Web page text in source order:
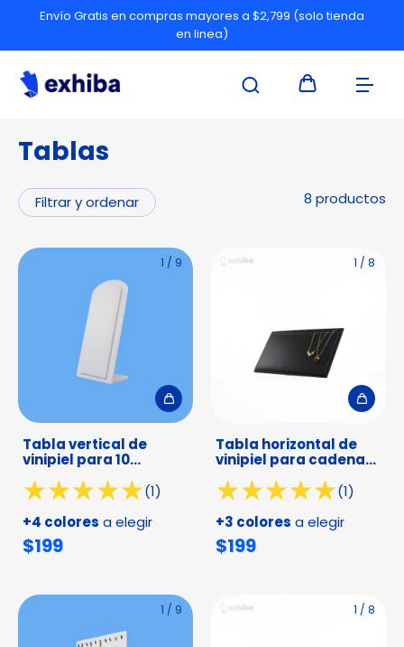
Envío Gratis en compras mayores a $2,799 (solo tienda
en linea)
Tablas
Filtrar y ordenar 8 productos
1 / 9
Tabla vertical de
vinipiel para 10
(1)
+4 colores a elegir
$199
1 / 8
Tabla horizontal de
vinipiel para cadenas
(1)
+3 colores a elegir
$199
1 / 9 1 / 8